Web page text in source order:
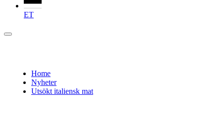
ET
Home
Nyheter
Utsökt italiensk mat